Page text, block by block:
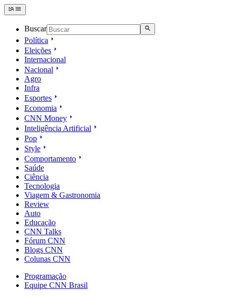
Buscar
Política
Eleições
Internacional
Nacional
Agro
Infra
Esportes
Economia
CNN Money
Inteligência Artificial
Pop
Style
Comportamento
Saúde
Ciência
Tecnologia
Viagem & Gastronomia
Review
Auto
Educação
CNN Talks
Fórum CNN
Blogs CNN
Colunas CNN
Programação
Equipe CNN Brasil